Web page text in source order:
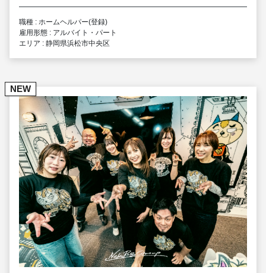
職種 : ホームヘルパー(登録)
雇用形態 : アルバイト・パート
エリア : 静岡県浜松市中央区
NEW